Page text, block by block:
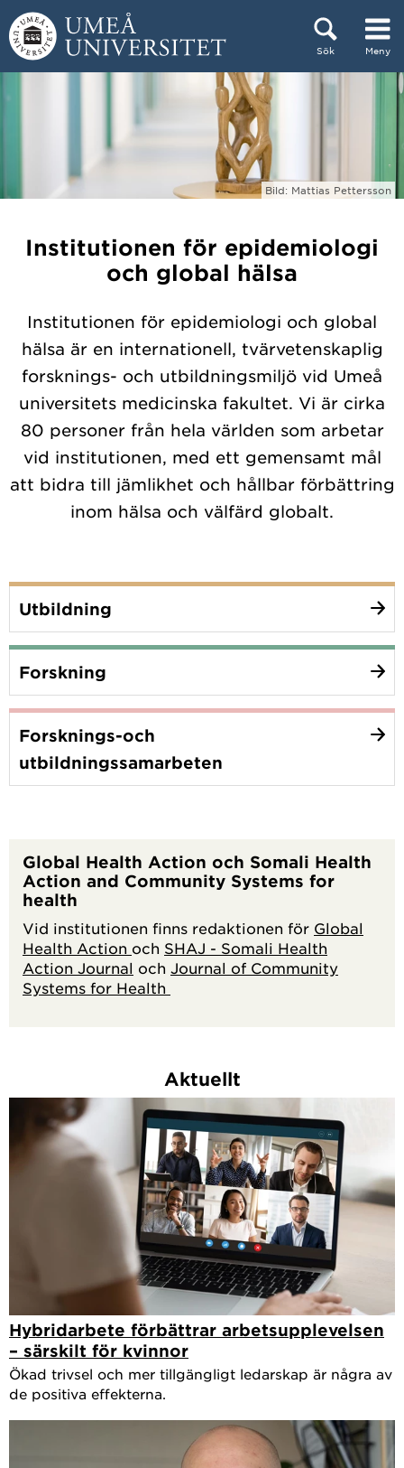
Hoppa direkt till innehållet
Sök Meny
Bild: Mattias Pettersson
Institutionen för epidemiologi
och global hälsa
Institutionen för epidemiologi och global
hälsa är en internationell, tvärvetenskaplig
forsknings- och utbildningsmiljö vid Umeå
universitets medicinska fakultet. Vi är cirka
80 personer från hela världen som arbetar
vid institutionen, med ett gemensamt mål
att bidra till jämlikhet och hållbar förbättring
inom hälsa och välfärd globalt.
Utbildning
Forskning
Forsknings-och
utbildningssamarbeten
Global Health Action och Somali Health
Action and Community Systems for
health
Vid institutionen finns redaktionen för Global
Health Action och SHAJ - Somali Health
Action Journal och Journal of Community
Systems for Health
Aktuellt
Hybridarbete förbättrar arbetsupplevelsen
– särskilt för kvinnor
Ökad trivsel och mer tillgängligt ledarskap är några av
de positiva effekterna.